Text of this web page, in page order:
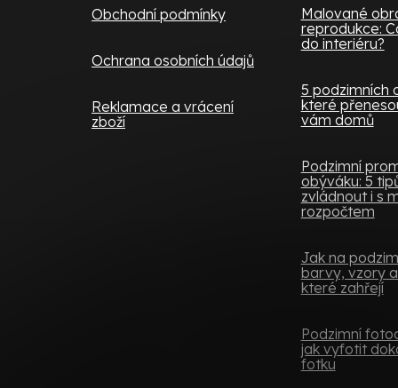
Obchodní podmínky
Ochrana osobních údajů
Reklamace a vrácení
zboží
Malované
reprodukce:
do interiéru?
5 podzimních
které
vám domů
Podzimní
obýváku: 5
zvládnout i s
rozpočtem
Jak na
barvy, vzory
které zahřejí
Podzimní
jak vyfotit
fotku